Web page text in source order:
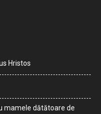
Hristos
mamele dătătoare de